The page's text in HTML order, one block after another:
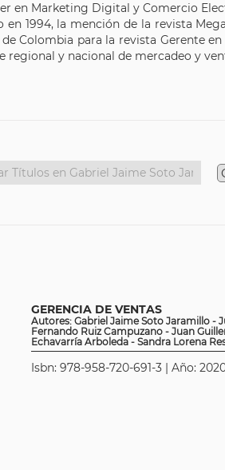
en Marketing Digital y Comercio
en 1994, la mención de la revista
​​​​​Colombia para la revista Gerente
regional y nacional de mercadeo y
GERENCIA DE VENTAS
Autores: Gabriel Jaime Soto Jaramillo -
Fernando Ruiz Campuzano - Juan
Echavarría Arboleda - Sandra Lorena
Isbn: 978-958-720-691-3 | Año: